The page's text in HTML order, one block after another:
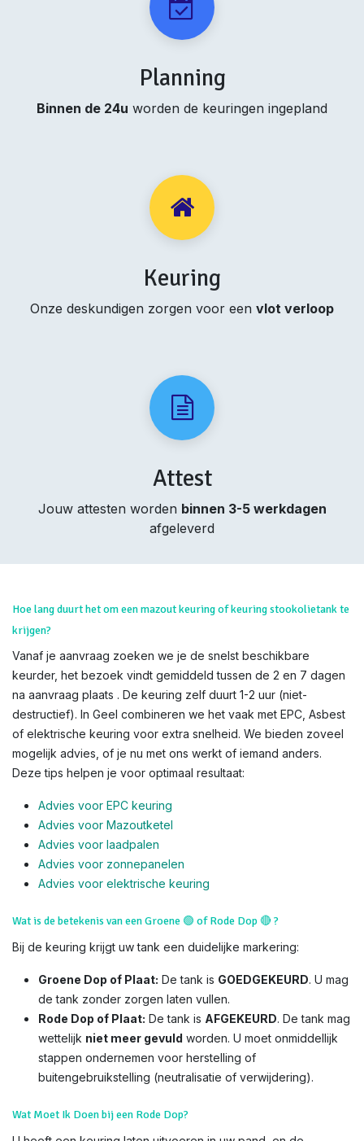
Planning
Binnen de 24u worden de keuringen ingepland
Keuring
Onze deskundigen zorgen voor een vlot verloop
Attest
Jouw attesten worden binnen 3-5 werkdagen
afgeleverd
Hoe lang duurt het om een mazout keuring of keuring stookolietank te
krijgen?
Vanaf je aanvraag zoeken we je de snelst beschikbare
keurder, het bezoek vindt gemiddeld tussen de 2 en 7 dagen
na aanvraag plaats . De keuring zelf duurt 1-2 uur (niet-
destructief). In Geel combineren we het vaak met EPC, Asbest
of elektrische keuring voor extra snelheid. We bieden zoveel
mogelijk advies, of je nu met ons werkt of iemand anders.
Deze tips helpen je voor optimaal resultaat:
Advies voor EPC keuring
Advies voor Mazoutketel
Advies voor laadpalen
Advies voor zonnepanelen
Advies voor elektrische keuring
Wat is de betekenis van een Groene 🟢 of Rode Dop🔴?
Bij de keuring krijgt uw tank een duidelijke markering:
Groene Dop of Plaat: De tank is GOEDGEKEURD. U mag
de tank zonder zorgen laten vullen.
Rode Dop of Plaat: De tank is AFGEKEURD. De tank mag
wettelijk niet meer gevuld worden. U moet onmiddellijk
stappen ondernemen voor herstelling of
buitengebruikstelling (neutralisatie of verwijdering).
Wat Moet Ik Doen bij een Rode Dop?